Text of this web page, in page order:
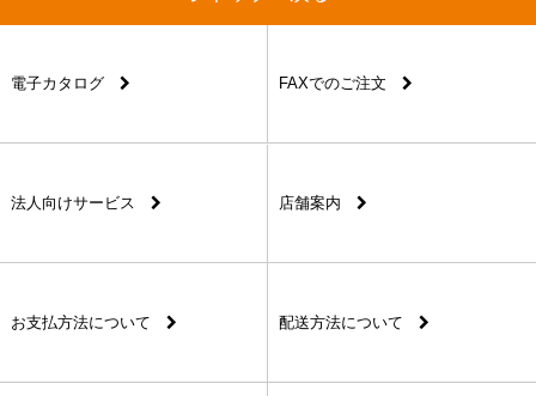
電子カタログ FAXでのご注文
法人向けサービス 店舗案内
お支払方法について 配送方法について